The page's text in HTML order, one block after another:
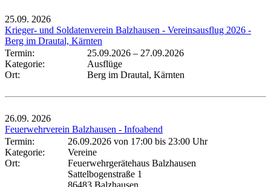
25.09. 2026
Krieger- und Soldatenverein Balzhausen - Vereinsausflug 2026 -
Berg im Drautal, Kärnten
Termin:
25.09.2026 – 27.09.2026
Kategorie:
Ausflüge
Ort:
Berg im Drautal, Kärnten
26.09. 2026
Feuerwehrverein Balzhausen - Infoabend
Termin:
26.09.2026 von 17:00 bis 23:00 Uhr
Kategorie:
Vereine
Ort:
Feuerwehrgerätehaus Balzhausen
Sattelbogenstraße 1
86483 Balzhausen